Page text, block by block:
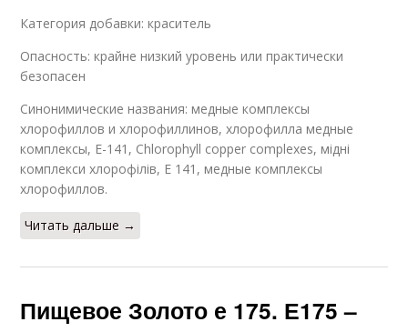
Категория добавки: краситель
Опасность: крайне низкий уровень или практически
безопасен
Синонимические названия: медные комплексы
хлорофиллов и хлорофиллинов, хлорофилла медные
комплексы, Е-141, Chlorophyll copper complexes, мідні
комплекси хлорофілів, Е 141, медные комплексы
хлорофиллов.
Читать дальше →
Пищевое Золото е 175. Е175 –